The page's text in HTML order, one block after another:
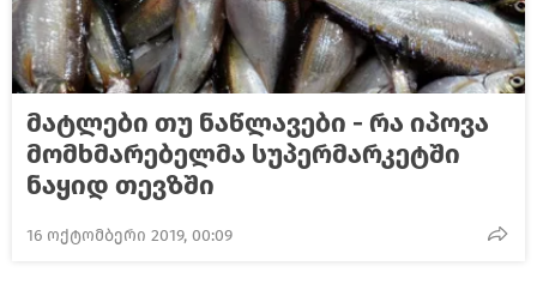
მატლები თუ ნაწლავები - რა იპოვა
მომხმარებელმა სუპერმარკეტში
ნაყიდ თევზში
16 ოქტომბერი 2019, 00:09